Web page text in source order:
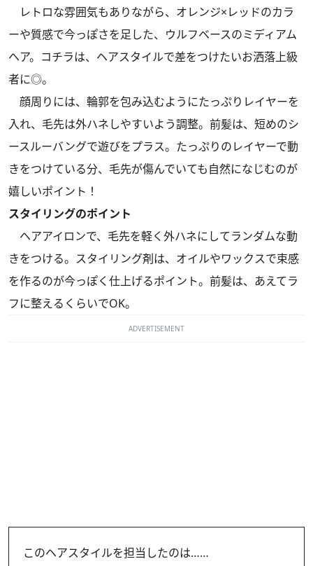
レトロな雰囲気もありながら、オレンジ×レッドのカラ
ーや質感で今っぽさを足した、ウルフベースのミディアム
ヘア。コチラは、ヘアスタイルで差をつけたいお洒落上級
者に◎。
顔周りには、輪郭を包み込むようにたっぷりレイヤーを
入れ、毛先は外ハネしやすいよう調整。前髪は、短めのシ
ースルーバングで遊びをプラス。たっぷりのレイヤーで動
きをつけている分、毛先が傷んでいても自然になじむのが
嬉しいポイント！
スタイリングのポイント
ヘアアイロンで、毛先を軽く外ハネにしてランダムな動
きをつける。スタイリング剤は、オイルやワックスで束感
を作るのが今っぽく仕上げるポイント。前髪は、あえてラ
フに整えるくらいでOK。
ADVERTISEMENT
このヘアスタイルを担当したのは……